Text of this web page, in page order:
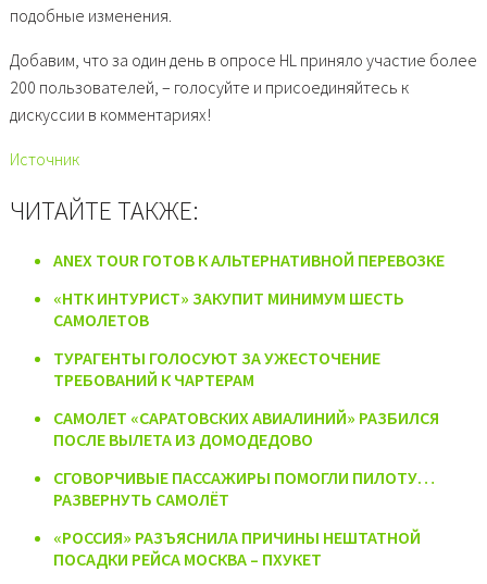
подобные изменения.
Добавим, что за один день в опросе HL приняло участие более
200 пользователей, – голосуйте и присоединяйтесь к
дискуссии в комментариях!
Источник
ЧИТАЙТЕ ТАКЖЕ:
ANEX TOUR ГОТОВ К АЛЬТЕРНАТИВНОЙ ПЕРЕВОЗКЕ
«НТК ИНТУРИСТ» ЗАКУПИТ МИНИМУМ ШЕСТЬ
САМОЛЕТОВ
ТУРАГЕНТЫ ГОЛОСУЮТ ЗА УЖЕСТОЧЕНИЕ
ТРЕБОВАНИЙ К ЧАРТЕРАМ
САМОЛЕТ «САРАТОВСКИХ АВИАЛИНИЙ» РАЗБИЛСЯ
ПОСЛЕ ВЫЛЕТА ИЗ ДОМОДЕДОВО
СГОВОРЧИВЫЕ ПАССАЖИРЫ ПОМОГЛИ ПИЛОТУ…
РАЗВЕРНУТЬ САМОЛЁТ
«РОССИЯ» РАЗЪЯСНИЛА ПРИЧИНЫ НЕШТАТНОЙ
ПОСАДКИ РЕЙСА МОСКВА – ПХУКЕТ